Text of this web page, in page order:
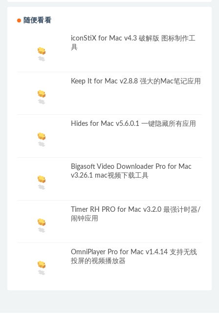
随便看看
iconStiX for Mac v4.3 破解版 图标制作工
具
Keep It for Mac v2.8.8 强大的Mac笔记应用
Hides for Mac v5.6.0.1 一键隐藏所有应用
Bigasoft Video Downloader Pro for Mac
v3.26.1 mac视频下载工具
Timer RH PRO for Mac v3.2.0 最强计时器/
闹钟应用
OmniPlayer Pro for Mac v1.4.14 支持无线
投屏的视频播放器